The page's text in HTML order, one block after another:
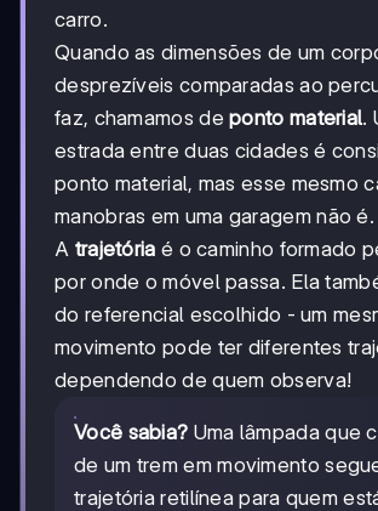
carro.
Quando as dimensões de um
desprezíveis comparadas ao
faz, chamamos deponto material.
estrada entre duas cidades é
ponto material, mas esse mesmo
manobras em uma garagem não é.
A trajetória é o caminho formado
por onde o móvel passa. Ela
do referencial escolhido - um
movimento pode ter diferentes
dependendo de quem observa!
Você sabia? Uma lâmpada que
de um trem em movimento
trajetória retilínea para quem